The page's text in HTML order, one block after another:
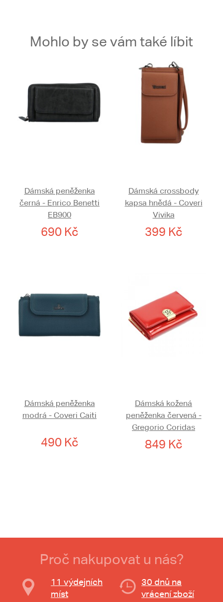
Mohlo by se vám také líbit
Dámská peněženka
černá - Enrico Benetti
EB900
690 Kč
Dámská crossbody
kapsa hnědá - Coveri
Vivika
399 Kč
Dámská peněženka
modrá - Coveri Caiti
490 Kč
Dámská kožená
peněženka červená -
Gregorio Coridas
849 Kč
Proč nakupovat u nás?
11 výdejních
míst
30 dnů na
vrácení zboží